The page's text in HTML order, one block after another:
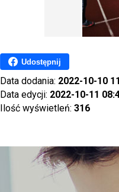
Udostępnij
Data dodania: 2022-10-10
Data edycji: 2022-10-11
Ilość wyświetleń: 316